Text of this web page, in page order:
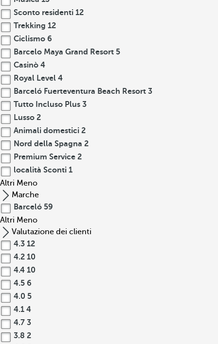
Sconto residenti 12
Trekking 12
Ciclismo 6
Barcelo Maya Grand Resort 5
Casinò 4
Royal Level 4
Barceló Fuerteventura Beach Resort 3
Tutto Incluso Plus 3
Lusso 2
Animali domestici 2
Nord della Spagna 2
Premium Service 2
località Sconti 1
Altri Meno
Marche
Barceló 59
Altri Meno
Valutazione dei clienti
4.3 12
4.2 10
4.4 10
4.5 6
4.0 5
4.1 4
4.7 3
3.8 2